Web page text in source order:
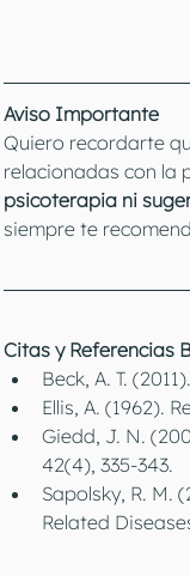
Aviso Importante
Quiero recordarte
relacionadas con la
psicoterapia ni
siempre te
Citas y Referencias
Beck, A. T.
Ellis, A. (1962).
Giedd, J. N.
42(4), 335-343.
Sapolsky, R. M.
Related